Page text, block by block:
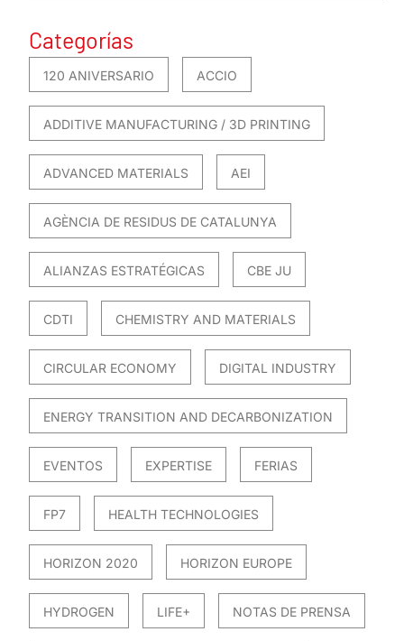
Categorías
120 ANIVERSARIO ACCIO
ADDITIVE MANUFACTURING / 3D PRINTING
ADVANCED MATERIALS AEI
AGÈNCIA DE RESIDUS DE CATALUNYA
ALIANZAS ESTRATÉGICAS CBE JU
CDTI CHEMISTRY AND MATERIALS
CIRCULAR ECONOMY DIGITAL INDUSTRY
ENERGY TRANSITION AND DECARBONIZATION
EVENTOS EXPERTISE FERIAS
FP7 HEALTH TECHNOLOGIES
HORIZON 2020 HORIZON EUROPE
HYDROGEN LIFE+ NOTAS DE PRENSA